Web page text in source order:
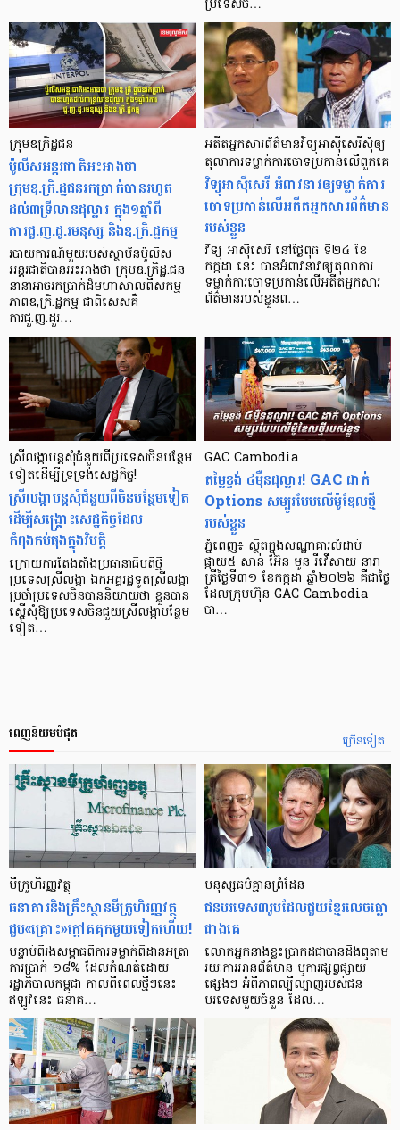
ប្រទេសចិ…
ក្រុមឧក្រិដ្ឋជន
ប៉ូលីសអន្តរជាតិអះអាងថា
ក្រុមឧ.ក្រិ.ដ្ឋជនរកប្រាក់បានរហូត
ដល់៣ទ្រីលានដុល្លារ ក្នុង១ឆ្នាំពី
ការជួ.ញ.ដូ.រមនុស្ស និងឧ.ក្រិ.ដ្ឋកម្ម
របាយការណ៍មួយរបស់ស្ថាប័នប៉ូលីស
អន្តរជាតិបានអះអាងថា ក្រុមឧ.ក្រិដ្ឋ.ជន
នានាអាចរកប្រាក់ដ៏មហាសាលពីសកម្ម
ភាពឧ,ក្រិ.ដ្ឋកម្ម ជាពិសេសគឺ
ការជួ.ញ.ដួរ…
អតីតអ្នកសារព័ត៌មាន​វិទ្យុ​អាស៊ីសេរី​សុំ​ឲ្យ​
តុលាការ​ទម្លាក់​ការចោទ​ប្រកាន់លើ​ពួកគេ
វិទ្យុ​អាស៊ីសេរី អំពាវនាវ​ឲ្យ​ទម្លាក់​ការ​
ចោទ​ប្រកាន់​លើ​អតីត​អ្នក​សារព័ត៌មាន​
របស់​ខ្លួន
វិទ្យុ អាស៊ីសេរី នៅ​ថ្ងៃ​ពុធ​ ទី២៤ ខែ
កក្កដា នេះ បាន​អំពាវនាវ​ឲ្យ​តុលាការ
ទម្លាក់​ការ​ចោទ​ប្រកាន់​លើ​អតីត​អ្នកសារ
ព័ត៌មាន​របស់​ខ្លួន​ព…
ស្រីលង្កាបន្តសុំជំនួយពីប្រទេសចិនបន្ថែម
ទៀតដើម្បីទ្រទ្រង់សេដ្ឋកិច្ច!
ស្រីលង្កាបន្តសុំជំនួយពីចិនបន្ថែមទៀត
ដើម្បីសង្គ្រោះសេដ្ឋកិច្ចដែល
កំពុងកប់ផុងក្នុងវិបត្តិ
ក្រោយការតែងតាំងប្រធានាធិបតីថ្មី
ប្រទេសស្រីលង្កា ឯកអគ្គរដ្ឋទូតស្រីលង្កា
ប្រចាំប្រទេសចិនបាននិយាយថា ខ្លួនបាន
ស្នើសុំឱ្យប្រទេសចិនជួយស្រីលង្កាបន្ថែម
ទៀត…
GAC Cambodia
តម្លៃខ្ទង់ ៤ម៉ឺនដុល្លារ! GAC ដាក់
Options សម្បូរបែបលើម៉ូឌែលថ្មី
របស់ខ្លួន
ភ្នំពេញ៖ ស្ថិតក្នុងសណ្ឋាគារលំដាប់
ផ្កាយ៥ សាន់ អ៊ែន​ មូន រីវើសាយ នារា
ត្រីថ្ងៃទី៣១ ខែកក្កដា ឆ្នាំ២០២៦ គឺជាថ្ងៃ
ដែលក្រុមហ៊ុន GAC Cambodia
បា…
ច្រើនទៀត
ពេញនិយមបំផុត
មីក្រូ​ហិរញ្ញវត្ថុ
ធនាគារ​និង​គ្រឹះស្ថាន​មីក្រូ​ហិរញ្ញវត្ថុ​
ជួប«គ្រោះ»ក្តៅ​គគុក​មួយ​ទៀត​ហើយ!
បន្ទាប់​ពី​រង​សម្ពាធ​​ពី​ការ​ទម្លាក់​ពិដាន​អត្រា​
ការ​ប្រាក់ ១៨​% ដែល​កំណត់​ដោយ​
រដ្ឋាភិបាល​កម្ពុជា កាល​ពី​ពេល​ថ្មីៗ​នេះ
ឥឡូវ​នេះ ធនាគ…
មនុស្ស​ធម៌​គ្មាន​ព្រំដែន
ជន​បរទេស​៣​រូប​ដែល​ជួយ​ខ្មែរ​លេច​ធ្លោ​
ជាង​គេ
លោកអ្នក​នាង​ខ្លះ​ប្រាកដ​ជា​បាន​​ដឹង​ឮ​តាម​
រយៈ​ការ​អាន​ព័ត៌មាន ឬ​ការ​ផ្សព្វផ្សាយ​
ផ្សេងៗ អំពី​ភាព​ល្បីល្បាញ​របស់​ជន​
បរទេស​មួយ​ចំនួន ដែល…